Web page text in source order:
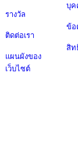
รางวัล
ติดต่อเรา
แผนผังของ
เว็บไซต์
บุค
ข้อ
สิท